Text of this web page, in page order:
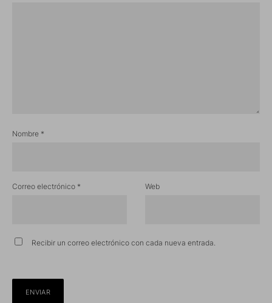
Nombre *
Correo electrónico * Web
Recibir un correo electrónico con cada nueva entrada.